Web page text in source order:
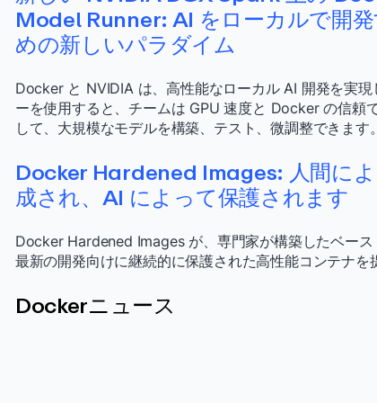
Model Runner: AI をローカルで開発
めの新しいパラダイム
Docker と NVIDIA は、高性能なローカル AI 開発を実
ーを使用すると、チームは GPU 速度と Docker の信頼
して、大規模なモデルを構築、テスト、微調整できます。
Docker Hardened Images: 人間に
成され、AI によって保護されます
Docker Hardened Images が、専門家が構築したベース
最新の開発向けに継続的に保護された高性能コンテナを
Dockerニュース